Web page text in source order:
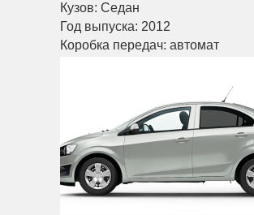
Кузов: Седан
Год выпуска: 2012
Коробка передач: автомат